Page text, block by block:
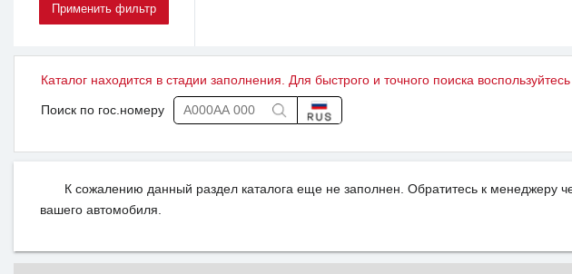
Каталог находится в стадии заполнения. Для быстрого и точного поиска
Поиск по гос.номеру
К сожалению данный раздел каталога еще не заполнен. Обратитесь к менеджеру
вашего автомобиля.